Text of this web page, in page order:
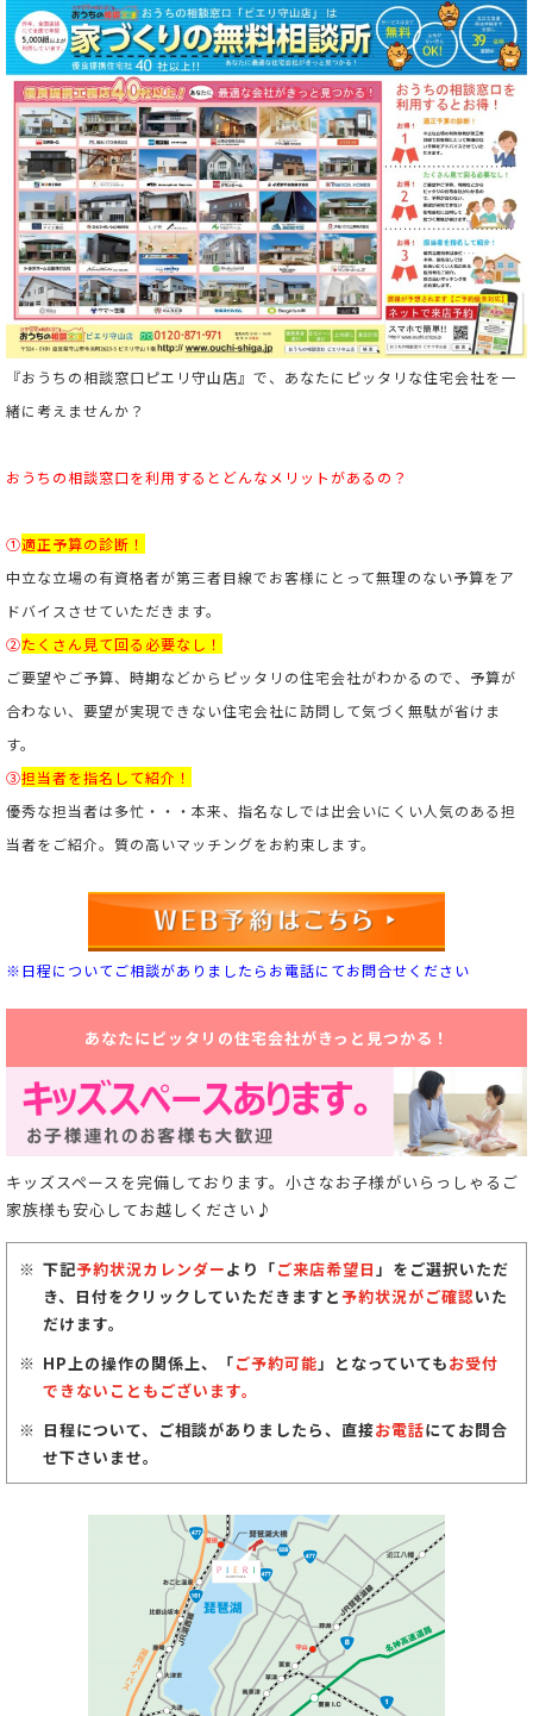
『おうちの相談窓口ピエリ守山店』で、あなたにピッタリな住宅会社を一
緒に考えませんか？
おうちの相談窓口を利用すると どんなメリットがあるの？
①適正予算の診断！
中立な立場の有資格者が第三者目線でお客様にとって無理のない予算をア
ドバイスさせていただきます。
②たくさん見て回る必要なし！
ご要望やご予算、時期などからピッタリの住宅会社がわかるので、予算が
合わない、要望が実現できない住宅会社に訪問して気づく無駄が省けま
す。
③担当者を指名して紹介！
優秀な担当者は多忙・・・本来、指名なしでは出会いにくい人気のある担
当者をご紹介。 質の高いマッチングをお約束します。
※日程についてご相談がありましたらお電話にてお問合せください
あなたにピッタリの住宅会社がきっと見つかる！
キッズスペースを完備しております。小さなお子様がいらっしゃるご
家族様も安心してお越しください♪
下記予約状況カレンダーより「ご来店希望日 」をご選択いただ
き、日付をクリックしていただきますと予約状況がご確認いた
だけます。
HP上の操作の関係上、「ご予約可能 」となっていてもお受付
できないこともございます。
日程について、ご相談がありましたら、直接お電話にてお問合
せ下さいませ。